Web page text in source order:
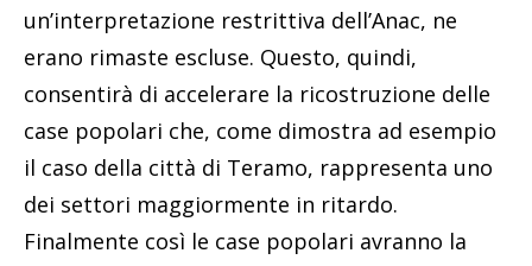
un’interpretazione restrittiva dell’Anac, ne
erano rimaste escluse. Questo, quindi,
consentirà di accelerare la ricostruzione delle
case popolari che, come dimostra ad esempio
il caso della città di Teramo, rappresenta uno
dei settori maggiormente in ritardo.
Finalmente così le case popolari avranno la